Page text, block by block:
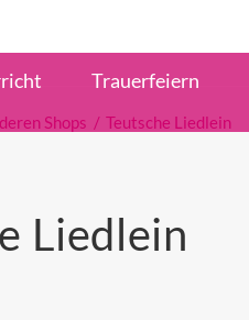
Trauerfeiern
Shops Teutsche Liedlein
Liedlein